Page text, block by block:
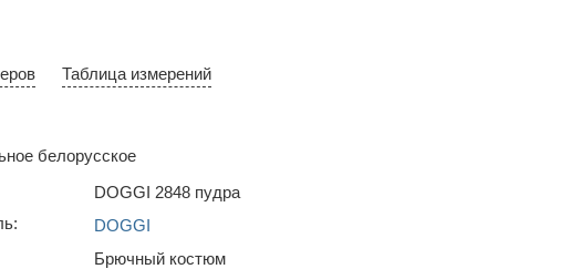
Таблица измерений
белорусское
DOGGI 2848 пудра
DOGGI
Брючный костюм